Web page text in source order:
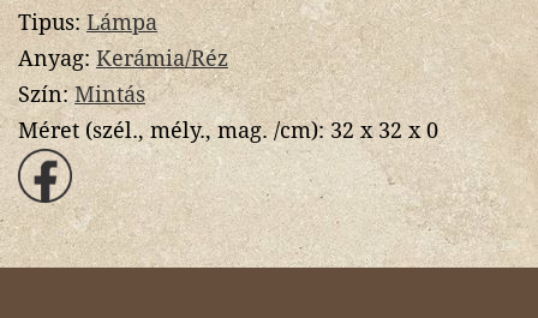
Tipus:Lámpa
Anyag: Kerámia/Réz
Szín:Mintás
Méret (szél., mély., mag. /cm):32 x 32 x 0